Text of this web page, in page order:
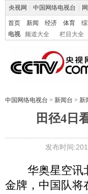
央视网 中国网络电视台
首页 新闻 经济 体育
电视
频道大全 栏目大全
中国网络电视台 > 新闻台 > 新
田径4日
发布时间
华奥星空讯北
金牌，中国队将